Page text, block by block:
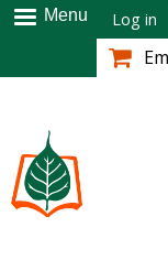
Menu Log in